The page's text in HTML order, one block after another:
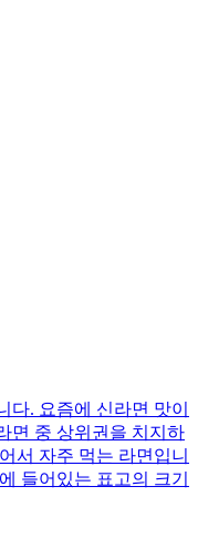
다. 요즘에 신라면 맛이
면 중 상위권을 치지하
서 자주 먹는 라면입니
들어있는 표고의 크기